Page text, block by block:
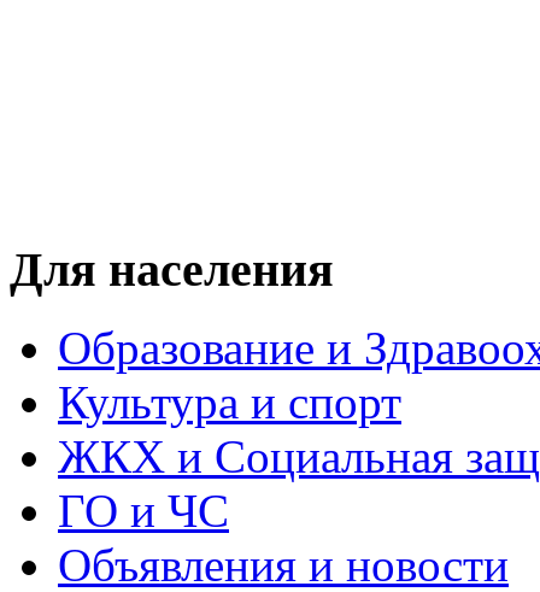
Для населения
Образование и
Культура и спорт
ЖКХ и Социальная
ГО и ЧС
Объявления и новости